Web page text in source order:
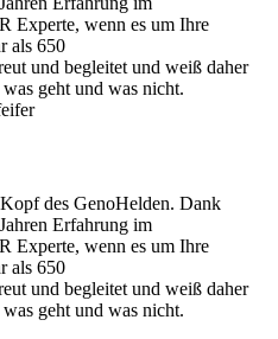
Experte, wenn es um Ihre
als 650
und begleitet und weiß daher
geht und was nicht.
des GenoHelden. Dank
Erfahrung im
Experte, wenn es um Ihre
als 650
und begleitet und weiß daher
geht und was nicht.